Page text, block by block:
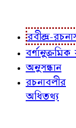
রবীন্দ্র-
বর্ণানুক্রমিক
অনুসন্ধান
রচনাবলীর
অধিতথ্য